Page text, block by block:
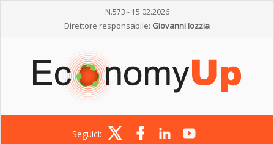
N.573 - 15.02.2026
Direttore responsabile: Giovanni Iozzia
Seguici: